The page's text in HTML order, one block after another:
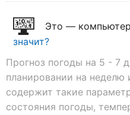
Это —
значит?
Прогноз погоды на 5 - 7
планировании на
содержит такие
состояния погоды,